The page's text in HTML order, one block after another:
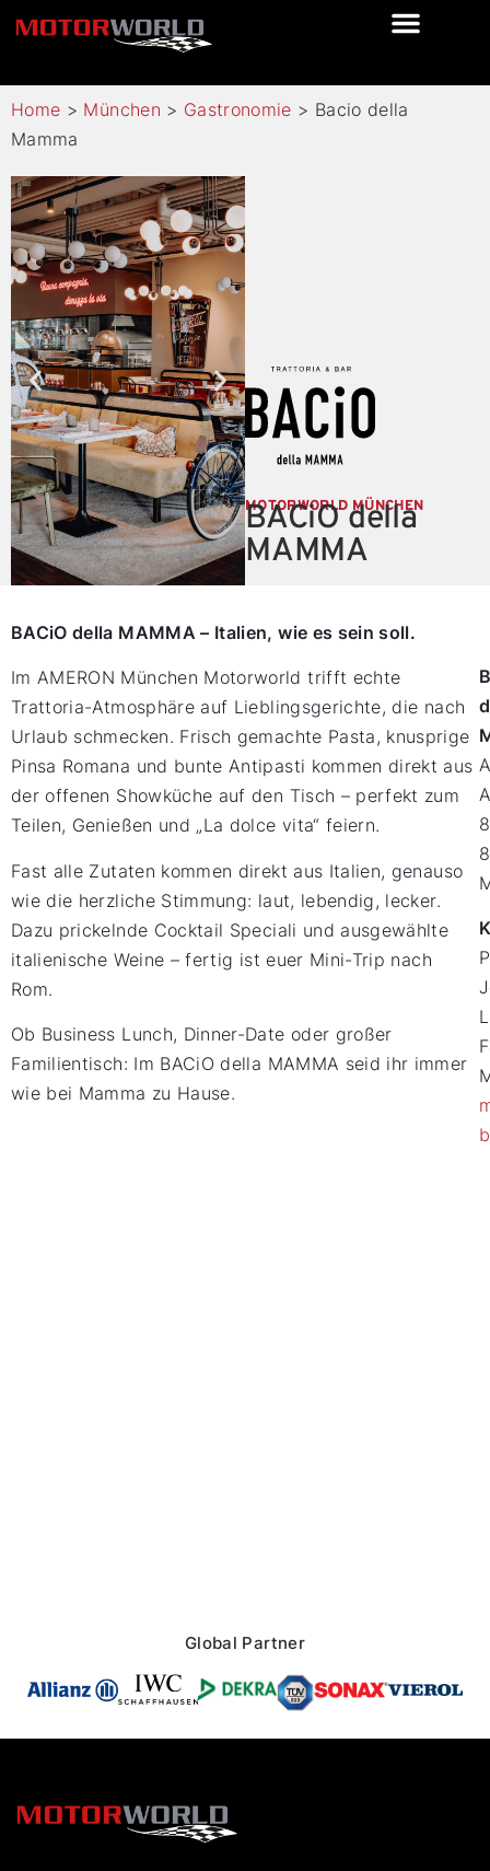
Home > München > Gastronomie > Bacio della
Mamma
MOTORWORLD MÜNCHEN
BACiO della
MAMMA
BACiO della MAMMA – Italien, wie es sein soll.
Im AMERON München Motorworld trifft echte
Trattoria-Atmosphäre auf Lieblingsgerichte, die nach
Urlaub schmecken. Frisch gemachte Pasta, knusprige
Pinsa Romana und bunte Antipasti kommen direkt aus
der offenen Showküche auf den Tisch – perfekt zum
Teilen, Genießen und „La dolce vita“ feiern.
Fast alle Zutaten kommen direkt aus Italien, genauso
wie die herzliche Stimmung: laut, lebendig, lecker.
Dazu prickelnde Cocktail Speciali und ausgewählte
italienische Weine – fertig ist euer Mini-Trip nach
Rom.
Ob Business Lunch, Dinner-Date oder großer
Familientisch: Im BACiO della MAMMA seid ihr immer
wie bei Mamma zu Hause.
8
Global Partner